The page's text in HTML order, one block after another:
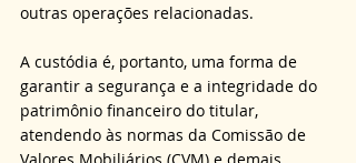
outras operações relacionadas.
A custódia é, portanto, uma forma de
garantir a segurança e a integridade do
patrimônio financeiro do titular,
atendendo às normas da Comissão de